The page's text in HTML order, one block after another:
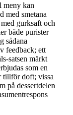
meny kan
med smetana
gurksaft och
både purister
sådana
feedback; ett
satsen märkt
som en
tillför doft; vissa
på dessertdelen